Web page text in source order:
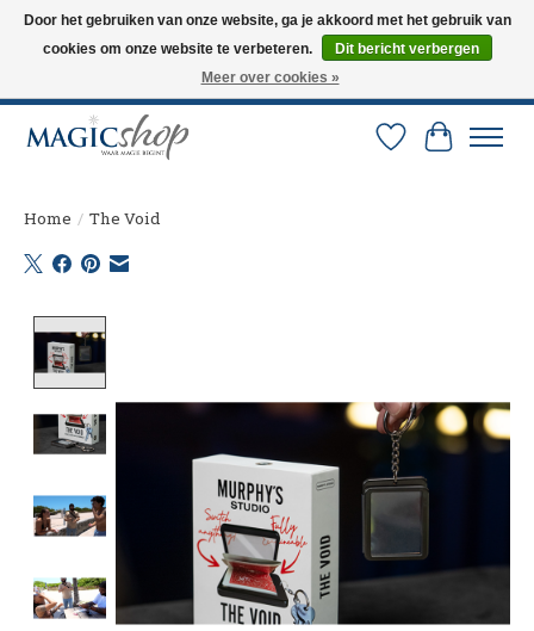
Altijd de nieuwste trucs op voorraad. Snelle verzending via PostNL en DHL.
Langskomen in onze winkel? Bel of mail om een afspraak te maken. 0251-
Verlanglijst
Home / The Void
Door het gebruiken van onze website, ga je akkoord met het gebruik van
cookies om onze website te verbeteren.
Dit bericht verbergen
Meer over cookies »